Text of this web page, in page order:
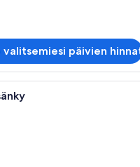
valitsemiesi päivien
Hotellihuone, jossa on suuri